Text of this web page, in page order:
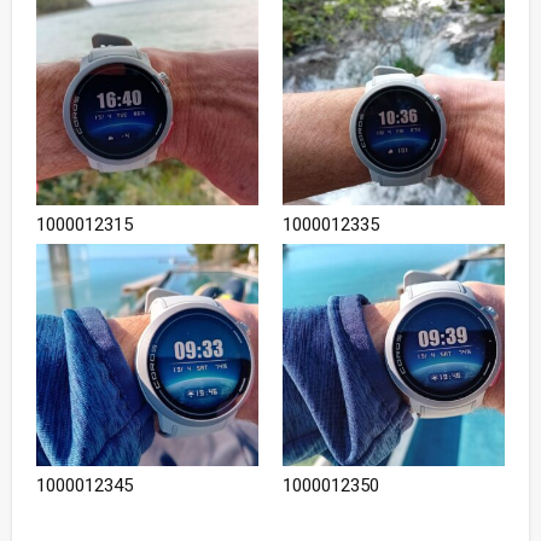
1000012315 1000012335
1000012345 1000012350